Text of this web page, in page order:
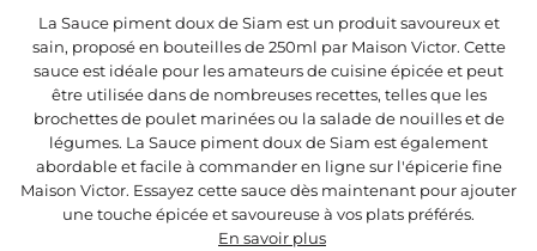
La Sauce piment doux de Siam est un produit savoureux et
sain, proposé en bouteilles de 250ml par Maison Victor. Cette
sauce est idéale pour les amateurs de cuisine épicée et peut
être utilisée dans de nombreuses recettes, telles que les
brochettes de poulet marinées ou la salade de nouilles et de
légumes. La Sauce piment doux de Siam est également
abordable et facile à commander en ligne sur l'épicerie fine
Maison Victor. Essayez cette sauce dès maintenant pour ajouter
une touche épicée et savoureuse à vos plats préférés.
En savoir plus